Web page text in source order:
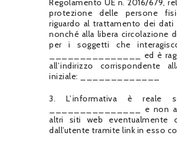
Regolamento UE n. 2016/679,
protezione delle persone
riguardo al trattamento dei dati
nonché alla libera circolazione
per i soggetti che
_______________ ed è
all’indirizzo corrispondente
iniziale: _____________
3. L’informativa è reale
_______________ e non
altri siti web eventualmente
dall’utente tramite link in esso